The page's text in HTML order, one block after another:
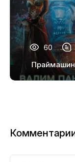
60